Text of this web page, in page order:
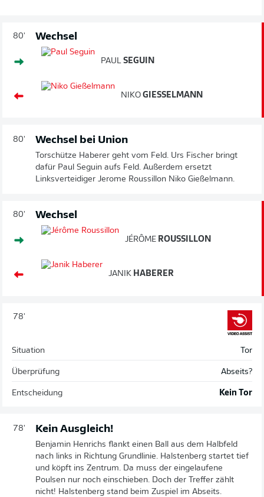
80' Wechsel
PAUL SEGUIN
NIKO GIESSELMANN
80' Wechsel bei Union
Torschütze Haberer geht vom Feld. Urs Fischer bringt
dafür Paul Seguin aufs Feld. Außerdem ersetzt
Linksverteidiger Jerome Roussillon Niko Gießelmann.
80' Wechsel
JÉRÔME ROUSSILLON
JANIK HABERER
78'
Situation Tor
Überprüfung Abseits?
Entscheidung Kein Tor
78' Kein Ausgleich!
Benjamin Henrichs flankt einen Ball aus dem Halbfeld
nach links in Richtung Grundlinie. Halstenberg startet tief
und köpft ins Zentrum. Da muss der eingelaufene
Poulsen nur noch einschieben. Doch der Treffer zählt
nicht! Halstenberg stand beim Zuspiel im Abseits.